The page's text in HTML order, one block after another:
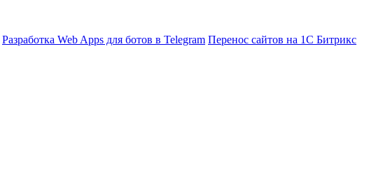
Разработка Web Apps для ботов в Telegram Перенос сайтов на 1С Битрикс